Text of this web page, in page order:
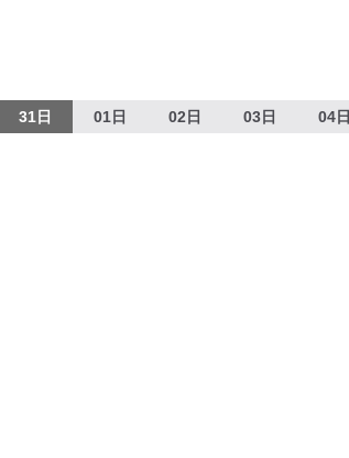
31日 01日 02日 03日 04日